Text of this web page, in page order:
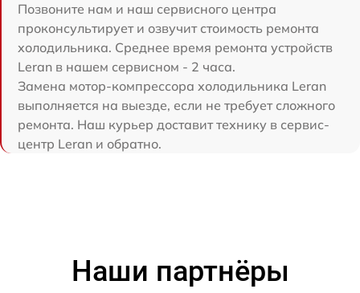
Позвоните нам и наш сервисного центра
проконсультирует и озвучит стоимость ремонта
холодильника. Среднее время ремонта устройств
Leran в нашем сервисном - 2 часа.
Замена мотор-компрессора холодильника Leran
выполняется на выезде, если не требует сложного
ремонта. Наш курьер доставит технику в сервис-
центр Leran и обратно.
Наши партнёры